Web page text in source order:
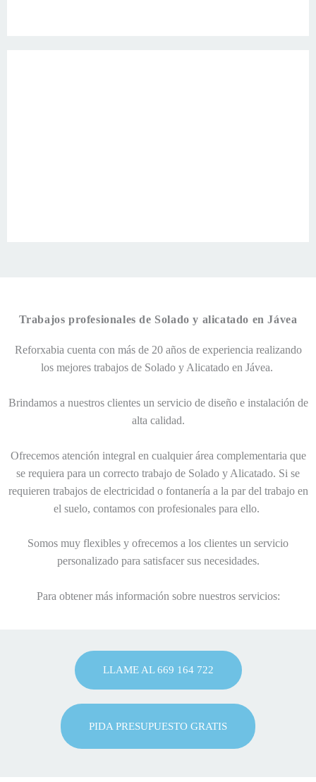
Trabajos profesionales de Solado y alicatado en Jávea
Reforxabia cuenta con más de 20 años de experiencia realizando
los mejores trabajos de Solado y Alicatado en Jávea.
Brindamos a nuestros clientes un servicio de diseño e instalación de
alta calidad.
Ofrecemos atención integral en cualquier área complementaria que
se requiera para un correcto trabajo de Solado y Alicatado. Si se
requieren trabajos de electricidad o fontanería a la par del trabajo en
el suelo, contamos con profesionales para ello.
Somos muy flexibles y ofrecemos a los clientes un servicio
personalizado para satisfacer sus necesidades.
Para obtener más información sobre nuestros servicios:
LLAME AL 669 164 722
PIDA PRESUPUESTO GRATIS